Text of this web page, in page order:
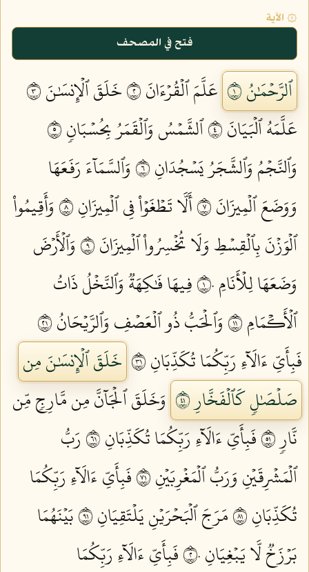
۞ الآية
فتح في المصحف
ٱلرَّحۡمَٰنُ ١ عَلَّمَ ٱلۡقُرۡءَانَ ٢
خَلَقَ ٱلۡإِنسَٰنَ ٣
عَلَّمَهُ ٱلۡبَيَانَ ٤
ٱلشَّمۡسُ وَٱلۡقَمَرُ بِحُسۡبَانٖ ٥
وَٱلنَّجۡمُ وَٱلشَّجَرُ يَسۡجُدَانِ ٦
وَٱلسَّمَآءَ رَفَعَهَا
وَوَضَعَ ٱلۡمِيزَانَ ٧
أَلَّا تَطۡغَوۡاْ فِي ٱلۡمِيزَانِ ٨
وَأَقِيمُواْ
ٱلۡوَزۡنَ بِٱلۡقِسۡطِ وَلَا تُخۡسِرُواْ ٱلۡمِيزَانَ ٩
وَٱلۡأَرۡضَ
وَضَعَهَا لِلۡأَنَامِ ١٠
فِيهَا فَٰكِهَةٞ وَٱلنَّخۡلُ ذَاتُ
ٱلۡأَكۡمَامِ ١١
وَٱلۡحَبُّ ذُو ٱلۡعَصۡفِ وَٱلرَّيۡحَانُ ١٢
فَبِأَيِّ ءَالَآءِ رَبِّكُمَا تُكَذِّبَانِ ١٣
خَلَقَ ٱلۡإِنسَٰنَ مِن
صَلۡصَٰلٖ كَٱلۡفَخَّارِ ١٤
وَخَلَقَ ٱلۡجَآنَّ مِن مَّارِجٖ مِّن
نَّارٖ ١٥
فَبِأَيِّ ءَالَآءِ رَبِّكُمَا تُكَذِّبَانِ ١٦
رَبُّ
ٱلۡمَشۡرِقَيۡنِ وَرَبُّ ٱلۡمَغۡرِبَيۡنِ ١٧
فَبِأَيِّ ءَالَآءِ رَبِّكُمَا
تُكَذِّبَانِ ١٨
مَرَجَ ٱلۡبَحۡرَيۡنِ يَلۡتَقِيَانِ ١٩
بَيۡنَهُمَا
بَرۡزَخٞ لَّا يَبۡغِيَانِ ٢٠
فَبِأَيِّ ءَالَآءِ رَبِّكُمَا